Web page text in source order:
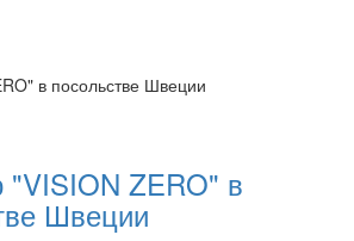
в посольстве Швеции
ZERO" в
Швеции